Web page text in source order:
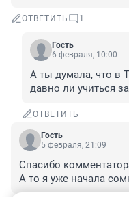
ОТВЕТИТЬ 1
Гость
6 февраля, 10:00
А ты думала, что в
давно ли учиться
ОТВЕТИТЬ
Гость
5 февраля, 21:09
Спасибо
А то я уже начала